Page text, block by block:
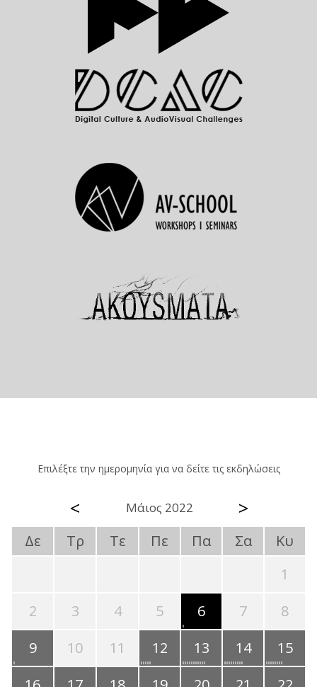
Επιλέξτε την ημερομηνία για να δείτε τις εκδηλώσεις
< Μάιος 2022 >
Δε Τρ Τε Πε Πα Σα
Κυ
1
2
3 4 5 6 7
8
9
10 11 12 13 14
15